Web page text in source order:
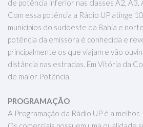
de potência inferior nas classes A2, A3,
Com essa potência a Rádio UP atinge
municípios do sudoeste da Bahia e
potência da emissora é conhecida e
principalmente os que viajam e vão
distância nas estradas. Em Vitória da
de maior Potência.
PROGRAMAÇÃO
A Programação da Rádio UP é a melhor.